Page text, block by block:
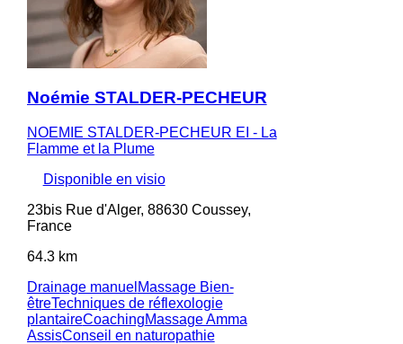
Noémie STALDER-PECHEUR
NOEMIE STALDER-PECHEUR EI - La
Flamme et la Plume
Disponible en visio
23bis Rue d'Alger, 88630 Coussey,
France
64.3 km
Drainage manuel Massage Bien-
êtreTechniques de réflexologie
plantaireCoachingMassage Amma
AssisConseil en naturopathie